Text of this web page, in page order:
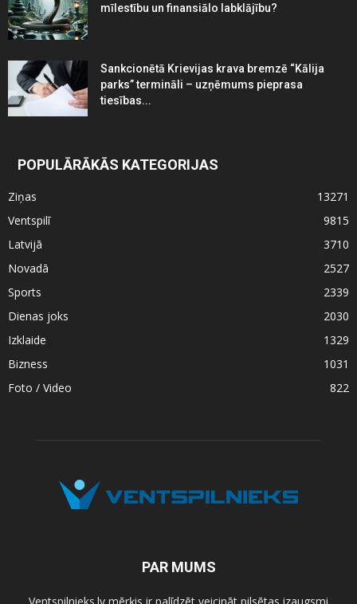
mīlestību un finansiālo labklājību?
Sankcionētā Krievijas krava bremzē “Kālija
parks” termināli – uzņēmums pieprasa
tiesības...
POPULĀRĀKĀS KATEGORIJAS
Ziņas
13271
Ventspilī
9815
Latvijā
3710
Novadā
2527
Sports
2339
Dienas joks
2030
Izklaide
1329
Bizness
1031
Foto / Video
822
PAR MUMS